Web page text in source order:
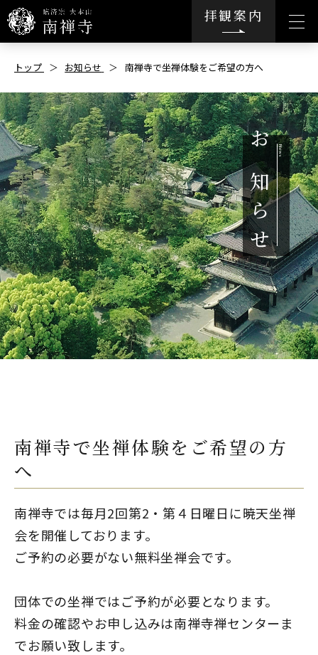
拝観案内
トップ お知らせ 南禅寺で坐禅体験をご希望の方へ
お
知
ら
せ
南禅寺で坐禅体験をご希望の方
へ
南禅寺では毎月2回第2・第４日曜日に暁天坐禅
会を開催しております。
ご予約の必要がない無料坐禅会です。
団体での坐禅ではご予約が必要となります。
料金の確認やお申し込みは南禅寺禅センターま
でお願い致します。